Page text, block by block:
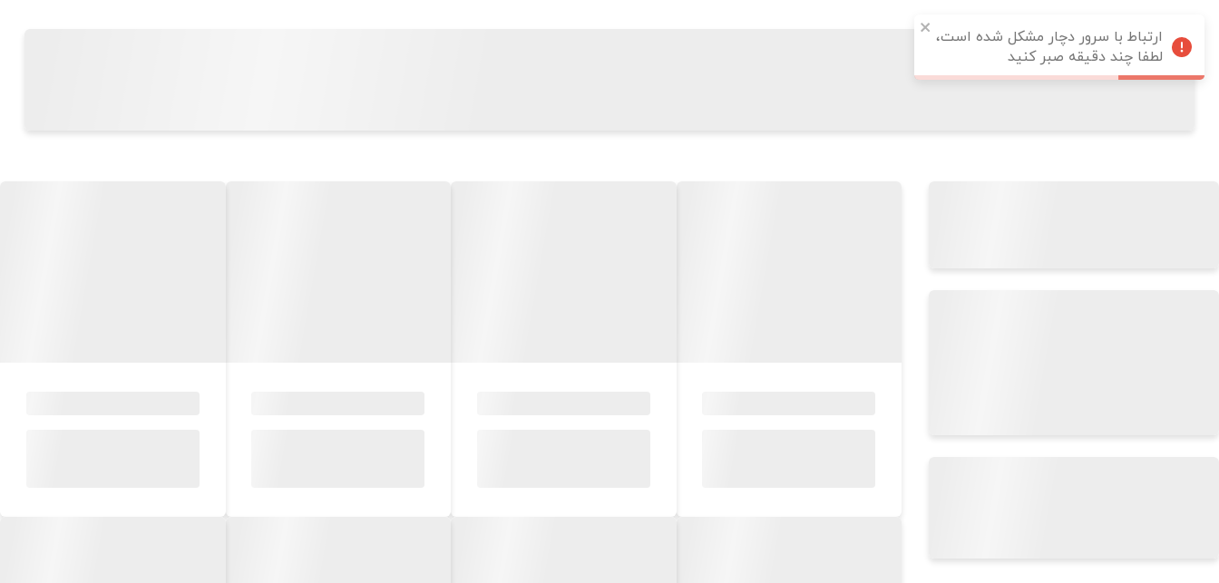
ارتباط با سرور دچار مشکل شده است،
لطفا چند دقیقه صبر کنید